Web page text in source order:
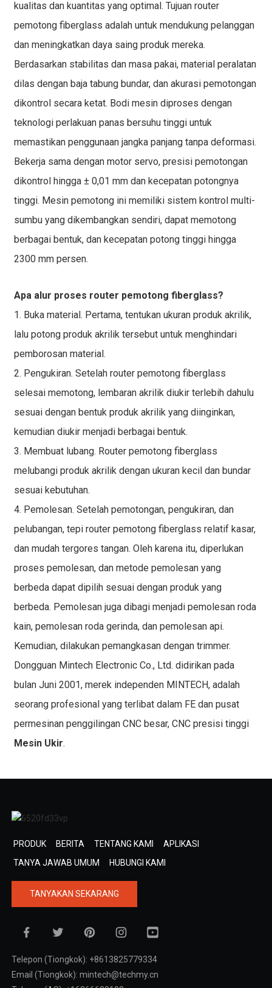
kualitas dan kuantitas yang optimal. Tujuan router
pemotong fiberglass adalah untuk mendukung pelanggan
dan meningkatkan daya saing produk mereka.
Berdasarkan stabilitas dan masa pakai, material peralatan
dilas dengan baja tabung bundar, dan akurasi pemotongan
dikontrol secara ketat. Bodi mesin diproses dengan
teknologi perlakuan panas bersuhu tinggi untuk
memastikan penggunaan jangka panjang tanpa deformasi.
Bekerja sama dengan motor servo, presisi pemotongan
dikontrol hingga ± 0,01 mm dan kecepatan potongnya
tinggi. Mesin pemotong ini memiliki sistem kontrol multi-
sumbu yang dikembangkan sendiri, dapat memotong
berbagai bentuk, dan kecepatan potong tinggi hingga
2300 mm persen.
Apa alur proses router pemotong fiberglass?
1. Buka material. Pertama, tentukan ukuran produk akrilik,
lalu potong produk akrilik tersebut untuk menghindari
pemborosan material.
2. Pengukiran. Setelah router pemotong fiberglass
selesai memotong, lembaran akrilik diukir terlebih dahulu
sesuai dengan bentuk produk akrilik yang diinginkan,
kemudian diukir menjadi berbagai bentuk.
3. Membuat lubang. Router pemotong fiberglass
melubangi produk akrilik dengan ukuran kecil dan bundar
sesuai kebutuhan.
4. Pemolesan. Setelah pemotongan, pengukiran, dan
pelubangan, tepi router pemotong fiberglass relatif kasar,
dan mudah tergores tangan. Oleh karena itu, diperlukan
proses pemolesan, dan metode pemolesan yang
berbeda dapat dipilih sesuai dengan produk yang
berbeda. Pemolesan juga dibagi menjadi pemolesan roda
kain, pemolesan roda gerinda, dan pemolesan api.
Kemudian, dilakukan pemangkasan dengan trimmer.
Dongguan Mintech Electronic Co., Ltd. didirikan pada
bulan Juni 2001, merek independen MINTECH, adalah
seorang profesional yang terlibat dalam FE dan pusat
permesinan penggilingan CNC besar, CNC presisi tinggi
Mesin Ukir.
PRODUK BERITA TENTANG KAMI
APLIKASI
TANYA JAWAB UMUM
HUBUNGI KAMI
TANYAKAN SEKARANG
Telepon (Tiongkok): +8613825779334
Email (Tiongkok): mintech@techmy.cn